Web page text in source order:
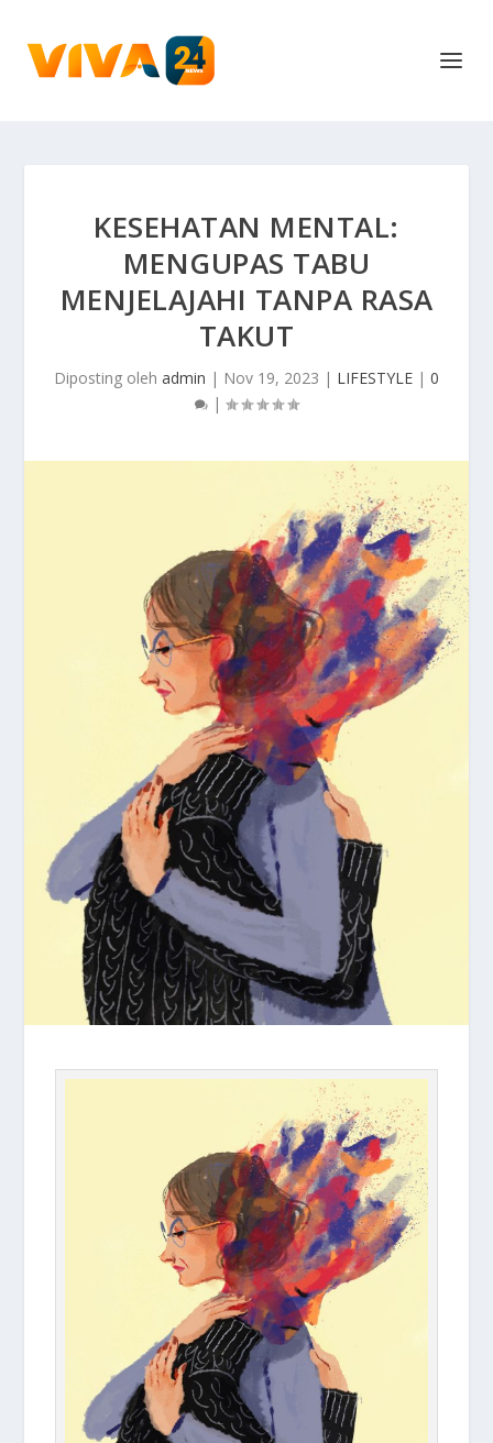
KESEHATAN MENTAL:
MENGUPAS TABU
MENJELAJAHI TANPA RASA
TAKUT
Diposting oleh admin | Nov 19, 2023 | LIFESTYLE | 0
|